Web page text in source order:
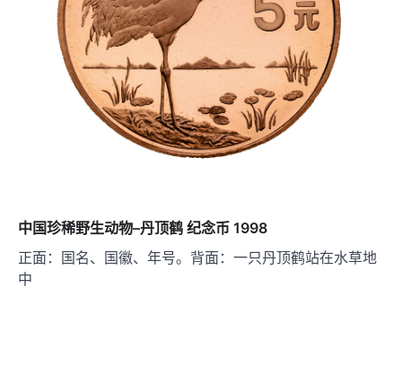
中国珍稀野生动物–丹顶鹤 纪念币 1998
正面：国名、国徽、年号。背面：一只丹顶鹤站在水草地
中